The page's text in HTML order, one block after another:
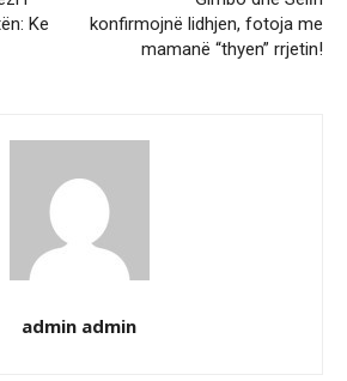
Ke
konfirmojnë lidhjen, fotoja me
mamanë “thyen” rrjetin!
admin admin